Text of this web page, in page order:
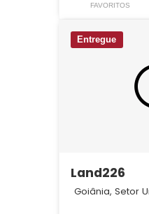
FAVORITOS
Entregue
Land226
Goiânia, Setor